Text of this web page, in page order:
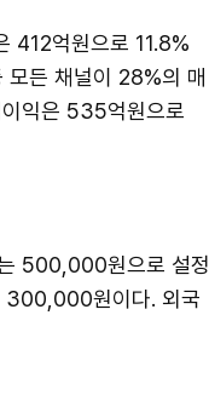
412억원으로 11.8%
모든 채널이 28%의 매
익은 535억원으로
500,000원으로 설정
300,000원이다. 외국